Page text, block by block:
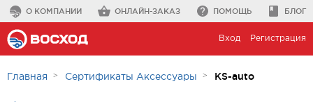
О КОМПАНИИ ОНЛАЙН-ЗАКАЗ ПОМОЩЬ БЛОГ
Вход Регистрация
Главная Сертификаты Аксессуары KS-auto